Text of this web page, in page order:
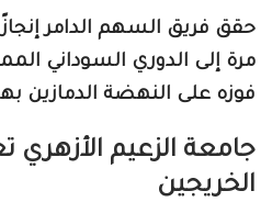
حقق فريق السهم الدامر
مرة إلى الدوري السوداني
فوزه على النهضة الدمازين
جامعة الزعيم الأزهري
الخريجين